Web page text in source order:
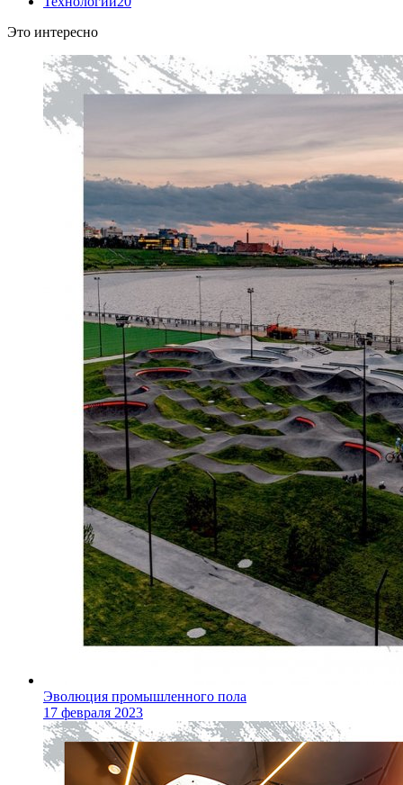
Это интересно
Эволюция промышленного пола
17 февраля 2023